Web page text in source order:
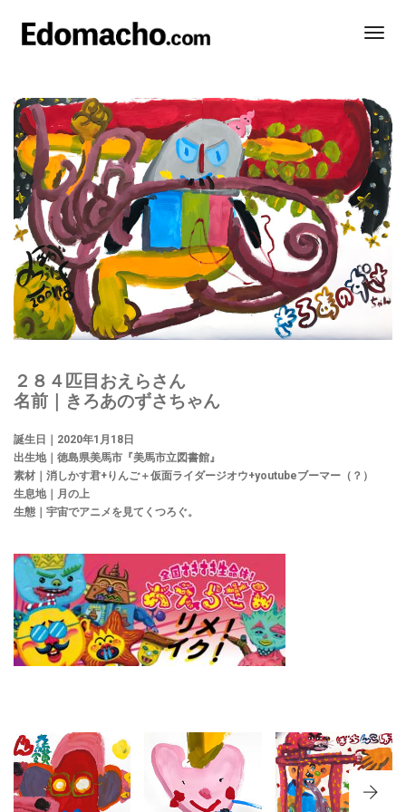
２８４ 匹目おえらさん
名前｜きろあのずさちゃん
誕生日｜ 2020年1 月 18 日
出生地｜徳島県美馬市『美馬市立図書館』
素材｜消しかす君+りんご＋仮面ライダージオウ+youtubeブーマー（？）
生息地｜月の上
生態｜宇宙でアニメを見てくつろぐ。
NO.305 徳
島県『吉野
NO.306 徳
島県『鴨島
NO.216 徳
島県鳴門市